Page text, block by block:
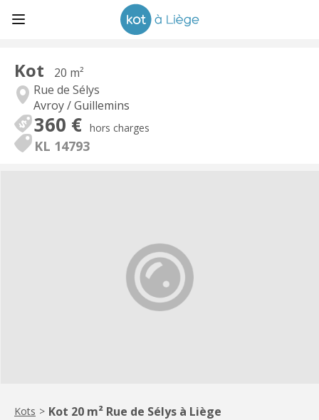
Kot
20 m²
Rue de Sélys
Avroy / Guillemins
360 € hors charges
KL 14793
Kots > Kot 20 m² Rue de Sélys à Liège